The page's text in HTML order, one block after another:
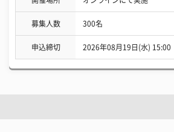
募集人数 300名
申込締切 2026年08月19日(水) 15:00